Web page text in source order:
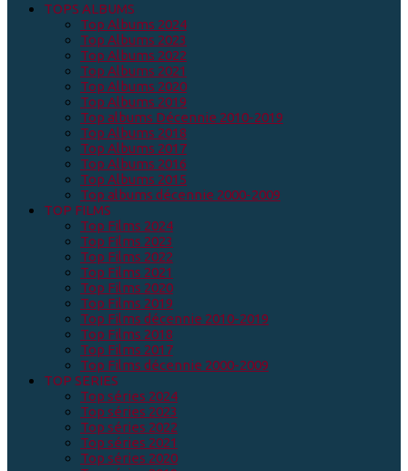
TOPS ALBUMS
Top Albums 2024
Top Albums 2023
Top Albums 2022
Top Albums 2021
Top Albums 2020
Top Albums 2019
Top albums Décennie 2010-2019
Top Albums 2018
Top Albums 2017
Top Albums 2016
Top Albums 2015
Top albums décennie 2000-2009
TOP FILMS
Top Films 2024
Top Films 2023
Top Films 2022
Top Films 2021
Top Films 2020
Top Films 2019
Top Films décennie 2010-2019
Top Films 2018
Top Films 2017
Top Films décennie 2000-2009
TOP SERIES
Top séries 2024
Top séries 2023
Top séries 2022
Top séries 2021
Top séries 2020